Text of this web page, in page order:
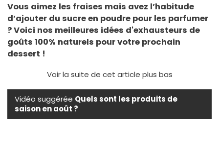
Vous aimez les fraises mais avez l’habitude
d’ajouter du sucre en poudre pour les parfumer
? Voici nos meilleures idées d'exhausteurs de
goûts 100% naturels pour votre prochain
dessert !
Voir la suite de cet article plus bas
Vidéo suggérée Quels sont les produits de
saison en août ?